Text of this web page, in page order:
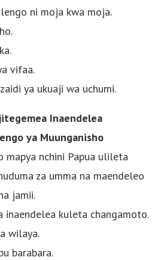
ni moja kwa moja.
vifaa.
ya ukuaji wa uchumi.
Inaendelea
ya Muunganisho
mapya nchini Papua ulileta
za umma na maendeleo
jamii.
inaendelea kuleta changamoto.
wilaya.
barabara.